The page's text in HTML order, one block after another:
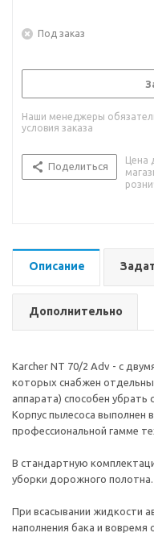
Под заказ
Наши менеджеры
условия заказа
Поделиться
Цена
Описание
Дополнительно
Karcher NT 70/2 Adv - с
которых снабжен
аппарата) способен
Корпус пылесоса выполнен
профессиональной гамме
В стандартную
уборки дорожного полотна.
При всасывании жидкости
наполнения бака и вовремя